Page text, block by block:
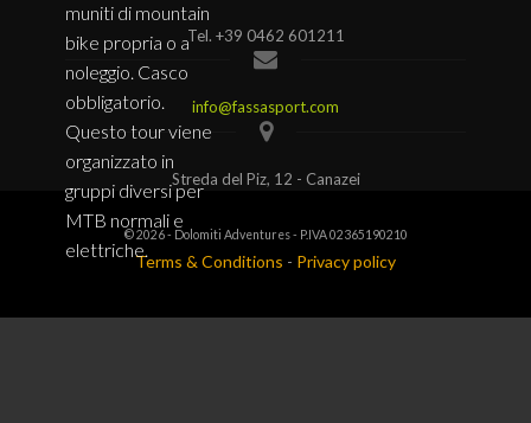
muniti di mountain
bike propria o a
noleggio. Casco
obbligatorio.
Questo tour viene
organizzato in
gruppi diversi per
MTB normali e
elettriche.
Tel. +39 0462 601211
info@fassasport.com
Streda del Piz, 12 - Canazei
© 2026 - Dolomiti Adventures - P.IVA 02365190210
Terms & Conditions - Privacy policy